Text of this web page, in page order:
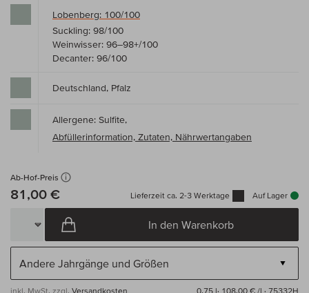
Lobenberg: 100/100
Suckling: 98/100
Weinwisser: 96–98+/100
Decanter: 96/100
Deutschland, Pfalz
Allergene: Sulfite,
Abfüllerinformation, Zutaten, Nährwertangaben
Ab-Hof-Preis
81,00 € Lieferzeit ca. 2-3 Werktage Auf Lager
In den Warenkorb
inkl. MwSt, zzgl. Versandkosten 0,75 l· 108,00 € /l · 75332H